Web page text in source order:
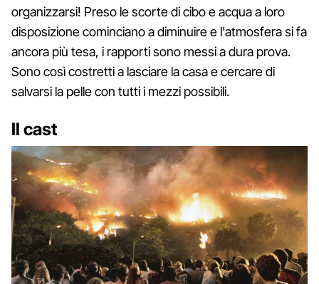
organizzarsi! Preso le scorte di cibo e acqua a loro
disposizione cominciano a diminuire e l'atmosfera si fa
ancora più tesa, i rapporti sono messi a dura prova.
Sono così costretti a lasciare la casa e cercare di
salvarsi la pelle con tutti i mezzi possibili.
Il cast